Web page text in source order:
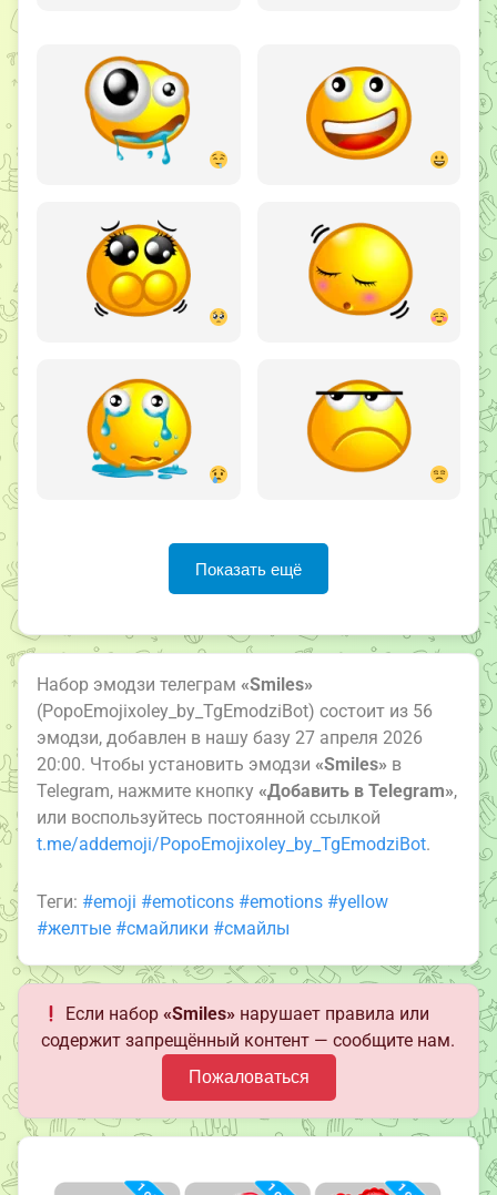
Показать ещё
Набор эмодзи телеграм «Smiles»
(PopoEmojixoley_by_TgEmodziBot) состоит из 56
эмодзи, добавлен в нашу базу 27 апреля 2026
20:00. Чтобы установить эмодзи «Smiles» в
Telegram, нажмите кнопку «Добавить в Telegram»,
или воспользуйтесь постоянной ссылкой
t.me/addemoji/PopoEmojixoley_by_TgEmodziBot.
Теги: #emoji #emoticons #emotions #yellow
#желтые #смайлики #смайлы
Если набор«Smiles» нарушает правила или
содержит запрещённый контент — сообщите нам.
Пожаловаться